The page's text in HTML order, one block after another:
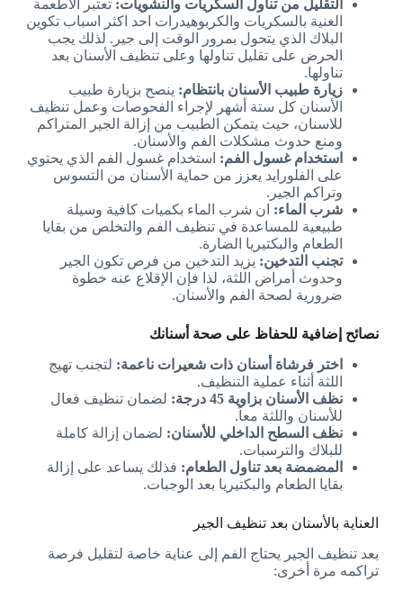
التقليل من تناول السكريات والنشويات: تعتبر الأطعمة
الغنية بالسكريات والكربوهيدرات احد اكثر اسباب تكوين
البلاك الذي يتحول بمرور الوقت إلى جير. لذلك يجب
الحرض على تقليل تناولها وعلى تنظيف الأسنان بعد
تناولها.
زيارة طبيب الأسنان بانتظام: ينصح بزيارة طبيب
الأسنان كل ستة أشهر لإجراء الفحوصات وعمل تنظيف
للاسنان، حيث يتمكن الطبيب من إزالة الجير المتراكم
ومنع حدوث مشكلات الفم والأسنان.
استخدام غسول الفم: استخدام غسول الفم الذي يحتوي
على الفلورايد يعزز من حماية الأسنان من التسوس
وتراكم الجير.
شرب الماء: ان شرب الماء بكميات كافية وسيلة
طبيعية للمساعدة في تنظيف الفم والتخلص من بقايا
الطعام والبكتيريا الضارة.
تجنب التدخين: يزيد التدخين من فرص تكون الجير
وحدوث أمراض اللثة، لذا فإن الإقلاع عنه خطوة
ضرورية لصحة الفم والأسنان.
نصائح إضافية للحفاظ على صحة أسنانك
اختر فرشاة أسنان ذات شعيرات ناعمة: لتجنب تهيج
اللثة أثناء عملية التنظيف.
نظف الأسنان بزاوية 45 درجة
: لضمان تنظيف فعال
للأسنان واللثة معاً.
نظف السطح الداخلي للأسنان: لضمان إزالة كاملة
للبلاك والترسبات.
المضمضة بعد تناول الطعام: فذلك يساعد على إزالة
بقايا الطعام والبكتيريا بعد الوجبات.
العناية بالأسنان بعد تنظيف الجير
بعد تنظيف الجير يحتاج الفم إلى عناية خاصة لتقليل فرصة
تراكمه مرة أخرى: